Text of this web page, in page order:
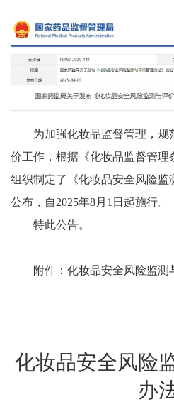
为加强化妆品监督管理，规
价工作，根据《化妆品监督管理
组织制定了《化妆品安全风险监
公布，自2025年8月1日起施行。
特此公告。
附件：化妆品安全风险监测
化妆品安全风险
办